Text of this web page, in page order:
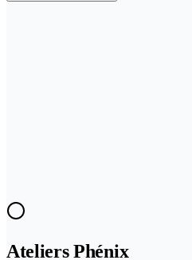
Ateliers Phénix